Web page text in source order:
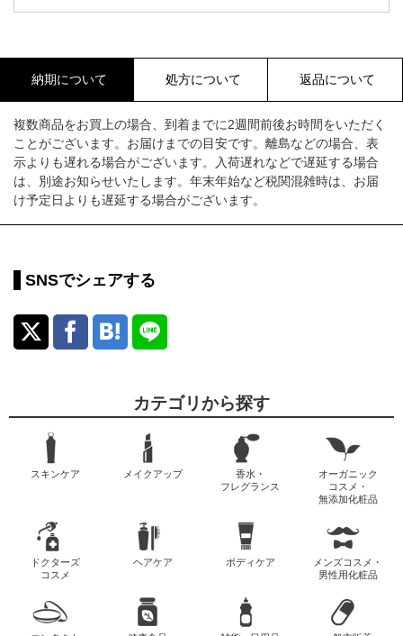
納期について 処方について 返品について
複数商品をお買上の場合、到着までに2週間前後お時間をいただく
ことがございます。お届けまでの目安です。離島などの場合、表
示よりも遅れる場合がございます。入荷遅れなどで遅延する場合
は、別途お知らせいたします。年末年始など税関混雑時は、お届
け予定日よりも遅延する場合がございます。
SNSでシェアする
カテゴリから探す
スキンケア メイクアップ
香水・
フレグランス
オーガニック
コスメ・
無添加化粧品
ドクターズ
コスメ
ヘアケア ボディケア
メンズコスメ・
男性用化粧品